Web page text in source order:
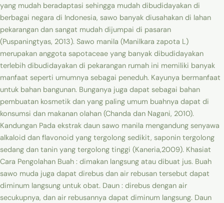
yang mudah beradaptasi sehingga mudah dibudidayakan di
berbagai negara di Indonesia, sawo banyak diusahakan di lahan
pekarangan dan sangat mudah dijumpai di pasaran
(Puspaningtyas, 2013). Sawo manila (Manilkara zapota L)
merupakan anggota sapotaceae yang banyak dibudidayakan
terlebih dibudidayakan di pekarangan rumah ini memiliki banyak
manfaat seperti umumnya sebagai peneduh. Kayunya bermanfaat
untuk bahan bangunan. Bunganya juga dapat sebagai bahan
pembuatan kosmetik dan yang paling umum buahnya dapat di
konsumsi dan makanan olahan (Chanda dan Nagani, 2010).
Kandungan Pada ekstrak daun sawo manila mengandung senyawa
alkaloid dan flavonoid yang tergolong sedikit, saponin tergolong
sedang dan tanin yang tergolong tinggi (Kaneria,2009). Khasiat
Cara Pengolahan Buah : dimakan langsung atau dibuat jus. Buah
sawo muda juga dapat direbus dan air rebusan tersebut dapat
diminum langsung untuk obat. Daun : direbus dengan air
secukupnya, dan air rebusannya dapat diminum langsung. Daun